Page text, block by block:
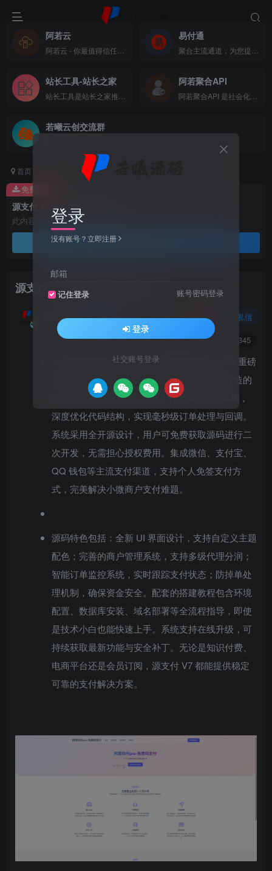
阿若云 易付通
站长工具-站长之家 阿若聚合API
若曦云创交流群
首页 网站源码
源支付 V7 开源免授权版 V1.8.9
此内容为免费资源，请登录后查看
免费资源
源支付 V7 开源免授权版 V1.8.9
若曦源码 关注 私信
0 3200 2345
2025 最新源支付 V7 开源免授权版源码 V1.8.9 重磅
发布！这是一款专为个人开发者和中小站长打造的
高性能聚合支付系统，基于 PHP+MySQL 架构，
深度优化代码结构，实现毫秒级订单处理与回调。
系统采用全开源设计，用户可免费获取源码进行二
次开发，无需担心授权费用。集成微信、支付宝、
QQ 钱包等主流支付渠道，支持个人免签支付方
式，完美解决小微商户支付难题。
源码特色包括：全新 UI 界面设计，支持自定义主题
配色；完善的商户管理系统，支持多级代理分润；
智能订单监控系统，实时跟踪支付状态；防掉单处
理机制，确保资金安全。配套的搭建教程包含环境
配置、数据库安装、域名部署等全流程指导，即使
是技术小白也能快速上手。系统支持在线升级，可
持续获取最新功能与安全补丁。无论是知识付费、
电商平台还是会员订阅，源支付 V7 都能提供稳定
可靠的支付解决方案。
登录
没有账号？立即注册
邮箱
记住登录 账号密码登录
登录
社交账号登录